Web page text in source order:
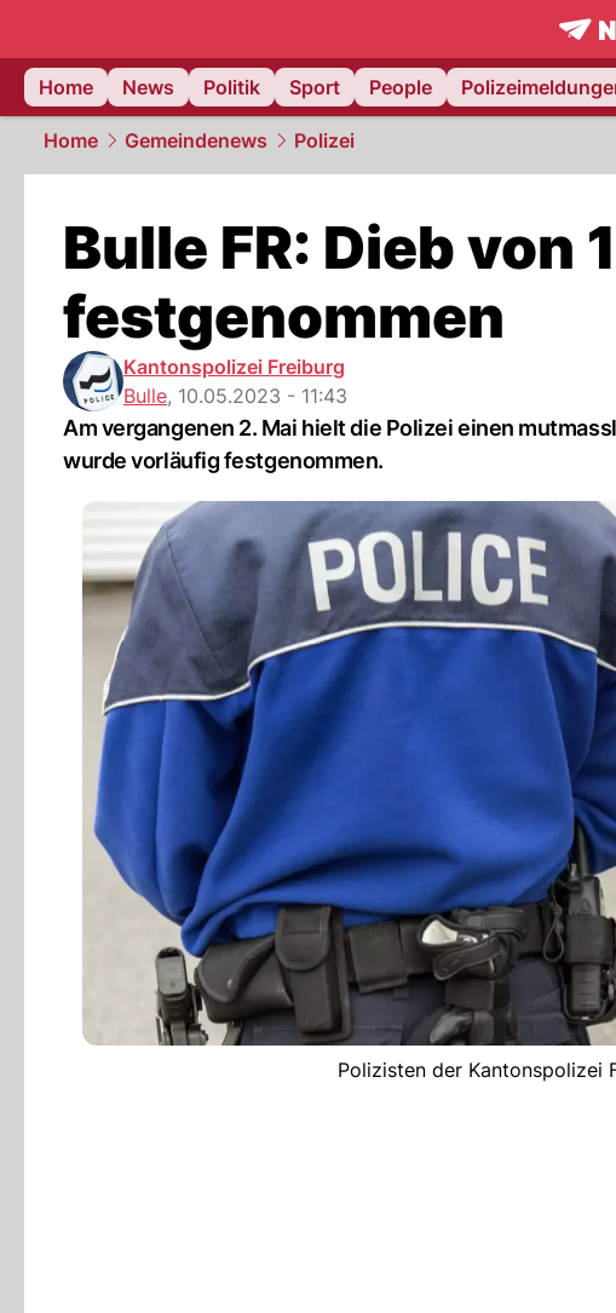
Home
News Politik Sport People
Home Gemeindenews Polizei
Bulle FR: Dieb von
festgenommen
Kantonspolizei Freiburg
Bulle, 10.05.2023 - 11:43
Am vergangenen 2. Mai hielt die Polizei einen
wurde vorläufig festgenommen.
Polizisten der Kantonspolizei